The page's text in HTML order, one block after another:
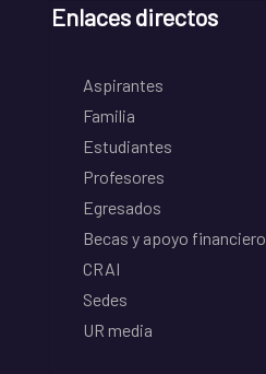
Enlaces directos
Aspirantes
Familia
Estudiantes
Profesores
Egresados
Becas y apoyo financiero
CRAI
Sedes
UR media